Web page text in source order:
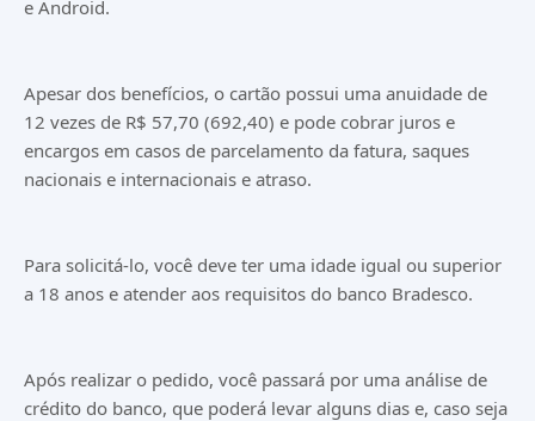
e Android.
Apesar dos benefícios, o cartão possui uma anuidade de
12 vezes de R$ 57,70 (692,40) e pode cobrar juros e
encargos em casos de parcelamento da fatura, saques
nacionais e internacionais e atraso.
Para solicitá-lo, você deve ter uma idade igual ou superior
a 18 anos e atender aos requisitos do banco Bradesco.
Após realizar o pedido, você passará por uma análise de
crédito do banco, que poderá levar alguns dias e, caso seja